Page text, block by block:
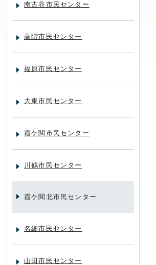
南古谷市民センター
高階市民センター
福原市民センター
大東市民センター
霞ケ関市民センター
川鶴市民センター
霞ケ関北市民センター
名細市民センター
山田市民センター